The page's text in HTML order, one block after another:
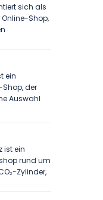
sich als
Shop,
ein
Shop, der
Auswahl
ist ein
rund um
Zylinder,